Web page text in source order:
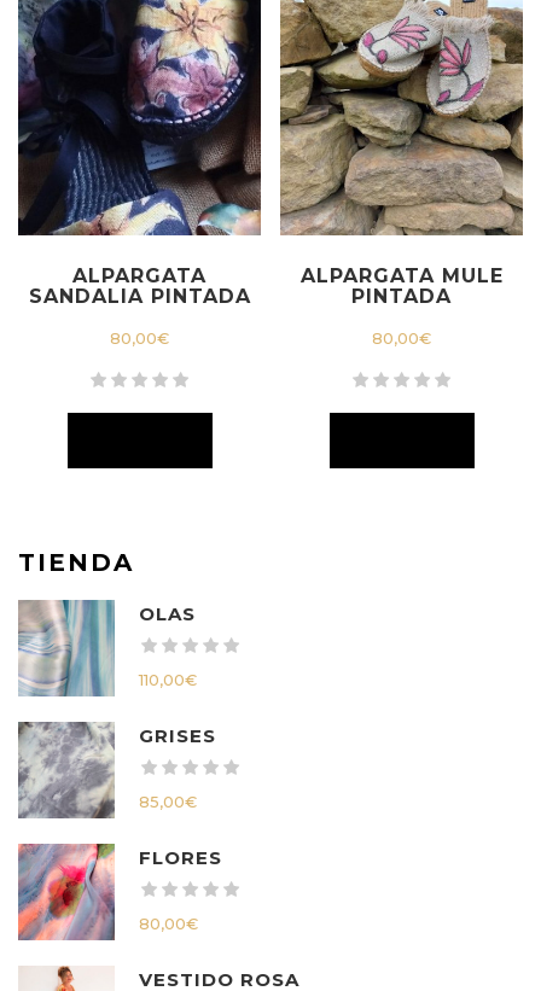
ALPARGATA
SANDALIA PINTADA
80,00€
ALPARGATA MULE
PINTADA
80,00€
TIENDA
OLAS
110,00€
GRISES
85,00€
FLORES
80,00€
VESTIDO ROSA